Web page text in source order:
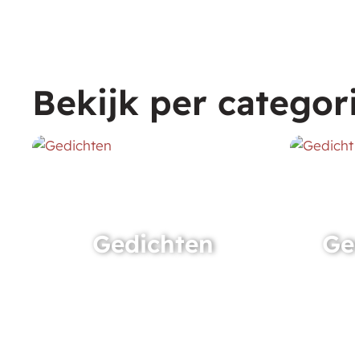
Bekijk per
Gedichten